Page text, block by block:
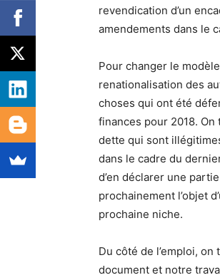
revendication d’un
amendements dans le
Pour changer le
renationalisation des
choses qui ont été
finances pour 2018.
dette qui sont
dans le cadre du
d’en déclarer une
prochainement l’objet
prochaine niche.
Du côté de l’emploi,
document et notre